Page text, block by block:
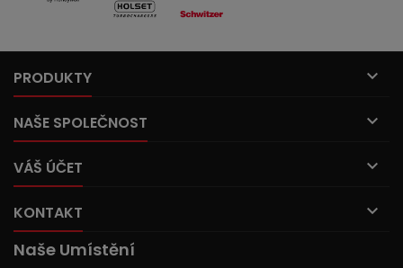
PRODUKTY 
NAŠE SPOLEČNOST 
VÁŠ ÚČET 
KONTAKT 
Naše Umístění